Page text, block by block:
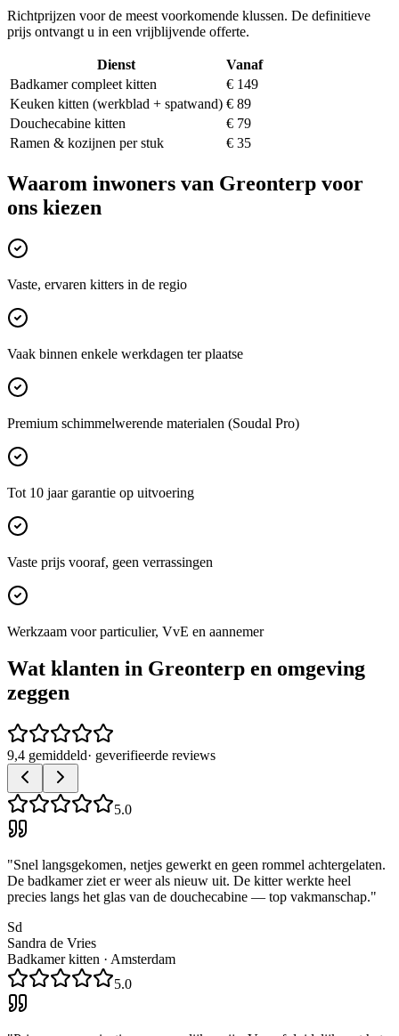
Richtprijzen voor de meest voorkomende klussen. De definitieve
prijs ontvangt u in een vrijblijvende offerte.
Dienst
Vanaf
Badkamer compleet kitten
€ 149
Keuken kitten (werkblad + spatwand) € 89
Douchecabine kitten
€ 79
Ramen & kozijnen per stuk
€ 35
Waarom inwoners van Greonterp voor
ons kiezen
Vaste, ervaren kitters in de regio
Vaak binnen enkele werkdagen ter plaatse
Premium schimmelwerende materialen (Soudal Pro)
Tot 10 jaar garantie op uitvoering
Vaste prijs vooraf, geen verrassingen
Werkzaam voor particulier, VvE en aannemer
Wat klanten in Greonterp en omgeving
zeggen
9,4 gemiddeld· geverifieerde reviews
5.0
"Snel langsgekomen, netjes gewerkt en geen rommel achtergelaten.
De badkamer ziet er weer als nieuw uit. De kitter werkte heel
precies langs het glas van de douchecabine — top vakmanschap."
Sd
Sandra de Vries
Badkamer kitten · Amsterdam
5.0